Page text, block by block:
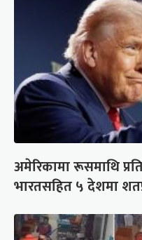
अमेरिकामा रूसमाथि
भारतसहित ५ देशमा